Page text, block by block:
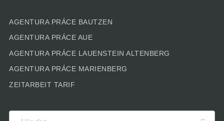
AGENTURA PRÁCE BAUTZEN
AGENTURA PRÁCE AUE
AGENTURA PRÁCE LAUENSTEIN ALTENBERG
AGENTURA PRÁCE MARIENBERG
ZEITARBEIT TARIF